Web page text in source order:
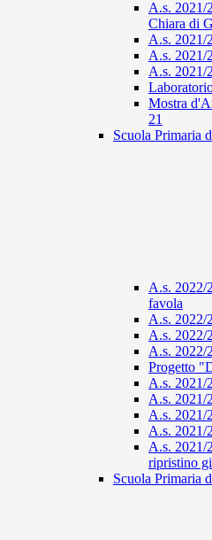
A.s. 2021/
Chiara di
A.s. 2021/
A.s. 2021/
A.s. 2021/
Mostra
21
Scuola Primaria
A.s. 2022/
favola
A.s. 2022/
A.s. 2022/
A.s. 2022/
Progetto
A.s. 2021/
A.s.
A.s. 2021/
A.s. 2021/
A.s. 2021/
ripristino
Scuola Primaria